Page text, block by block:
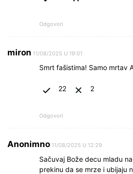
Odgovori
miron 11/08/2025 U 19:01
Smrt fašistima! Samo mrtav
22 2
Odgovori
Anonimno 11/08/2025 U 12:29
Sačuvaj Bože decu mladu
prekinu da se mrze i ubijaju